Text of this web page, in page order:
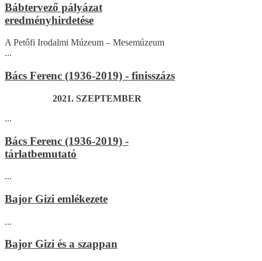
Bábtervező pályázat
eredményhirdetése
A Petőfi Irodalmi Múzeum – Mesemúzeum
...
Bács Ferenc (1936-2019) - finisszázs
2021. SZEPTEMBER
...
Bács Ferenc (1936-2019) -
tárlatbemutató
...
Bajor Gizi emlékezete
...
Bajor Gizi és a szappan